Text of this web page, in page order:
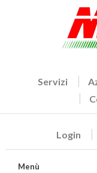
Servizi
Login
Menù